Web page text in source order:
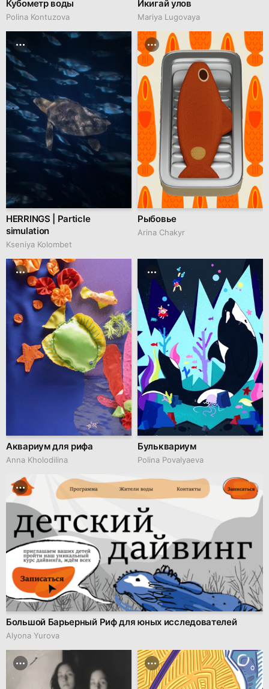
Кубометр воды
Polina Kontuzova
Икигай улов
Mariya Lugovaya
HERRINGS | Particle
simulation
Kseniya Kolombet
Рыбовье
Arina Chakyr
Аквариум для рифа
Anna Kholodilina
Большой Барьерный Риф для юных исследователей
Alyona Yurova
Бульквариум
Polina Povalyaeva